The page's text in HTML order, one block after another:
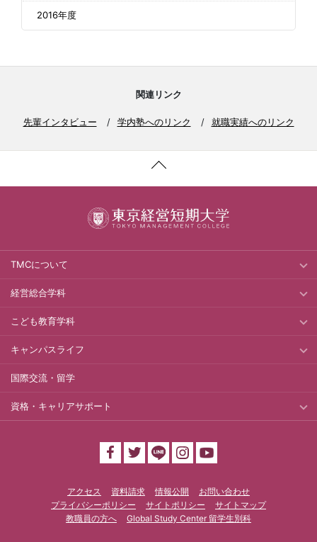
2016年度
関連リンク
先輩インタビュー 学内塾へのリンク 就職実績へのリンク
TMCについて
経営総合学科
こども教育学科
キャンパスライフ
国際交流・留学
資格・キャリアサポート
アクセス 資料請求 情報公開
お問い合わせ
プライバシーポリシー
サイトポリシー
サイトマップ
教職員の方へ
Global Study Center 留学生別科